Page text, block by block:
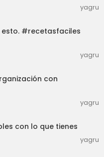
yagru
esto. #recetasfaciles
yagru
con
yagru
con lo que tienes
yagru